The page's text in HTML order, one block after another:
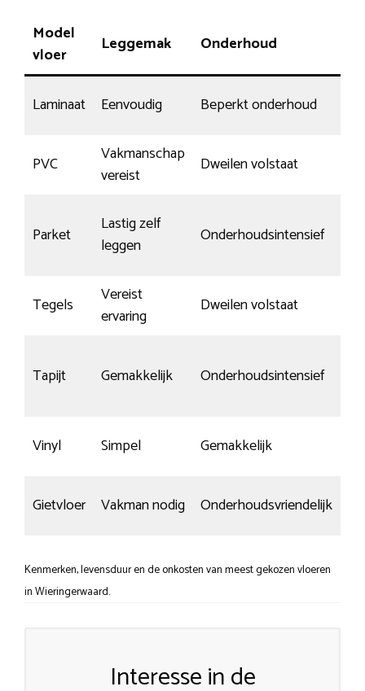
Model
vloer
Leggemak Onderhoud
Laminaat Eenvoudig Beperkt onderhoud
PVC
Vakmanschap
vereist
Dweilen volstaat
Parket
Lastig zelf
leggen
Onderhoudsintensief
Tegels
Vereist
ervaring
Dweilen volstaat
Tapijt Gemakkelijk Onderhoudsintensief
Vinyl Simpel Gemakkelijk
Gietvloer Vakman nodig Onderhoudsvriendelijk
Kenmerken, levensduur en de onkosten van meest gekozen vloeren
in Wieringerwaard.
Interesse in de